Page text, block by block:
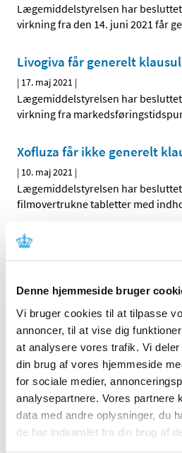
Denne hjemmeside bruger
Vi bruger cookies til at tilpasse
annoncer, til at vise dig
at analysere vores trafik. Vi
din brug af vores hjemmeside
for sociale medier,
analysepartnere. Vores partnere
data med andre oplysninger, du
de har indsamlet fra din brug af
Lægemiddelstyrelsen har
virkning fra den 14. juni 2021 får
Livogiva får generelt
| 17. maj 2021 |
Lægemiddelstyrelsen har
virkning fra
Xofluza får ikke generelt
| 10. maj 2021 |
Lægemiddelstyrelsen har
filmovertrukne tabletter med
Medicintilskudsnævnet har
høringssvar om
Medicintilskudsnævnets 2. forslag
tilskudsstatus for insuliner har
Alle (514)
TID
2026 (22)
2025 (13)